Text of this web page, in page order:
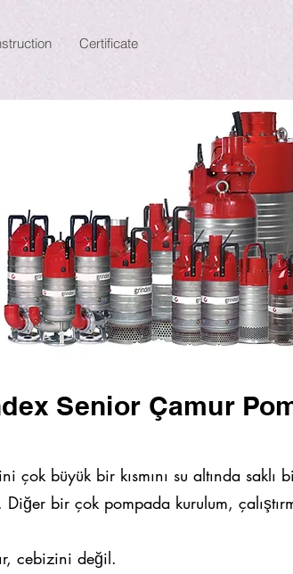
Certificate
Senior Çamur
çok büyük bir kısmını su altında
Diğer bir çok pompada kurulum,
cebizini değil.